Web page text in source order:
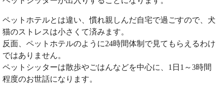
ペットホテルとは違い、慣れ親しんだ自宅で過ごすので、犬
猫のストレスは小さくて済みます。
反面、ペットホテルのように24時間体制で見てもらえるわけ
ではありません。
ペットシッターは散歩やごはんなどを中心に、1日1～3時間
程度のお世話になります。